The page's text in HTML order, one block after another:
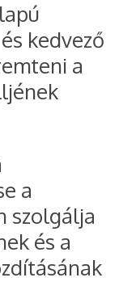
kedvező
a
a
szolgálja
és a